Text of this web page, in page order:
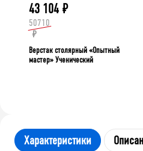
43 104 ₽
50710
₽
Верстак столярный «Опытный
мастер» Ученический
Характеристики